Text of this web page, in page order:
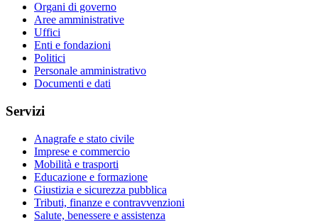
Organi di governo
Aree amministrative
Uffici
Enti e fondazioni
Politici
Personale amministrativo
Documenti e dati
Servizi
Anagrafe e stato civile
Imprese e commercio
Mobilità e trasporti
Educazione e formazione
Giustizia e sicurezza pubblica
Tributi, finanze e contravvenzioni
Salute, benessere e assistenza